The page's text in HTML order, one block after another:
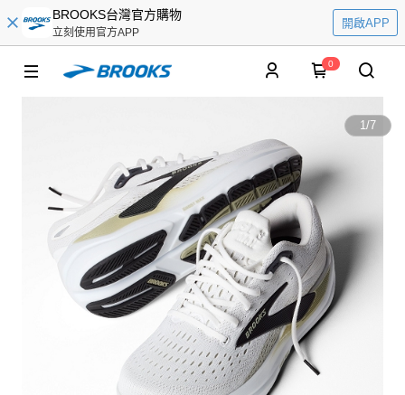
BROOKS台灣官方購物
立刻使用官方APP
開啟APP
0
1/7